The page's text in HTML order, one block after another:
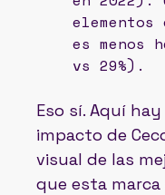
elementos
es menos
vs 29%).
Eso sí. Aquí
impacto de
visual de las
que esta